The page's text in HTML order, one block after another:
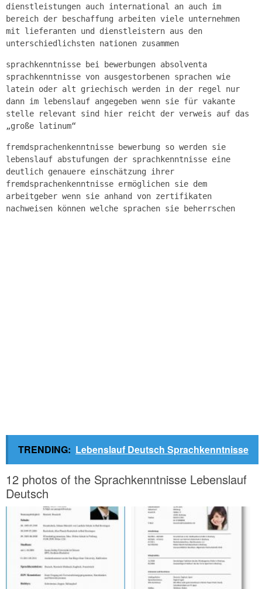
dienstleistungen auch international an auch im
bereich der beschaffung arbeiten viele unternehmen
mit lieferanten und dienstleistern aus den
unterschiedlichsten nationen zusammen
sprachkenntnisse bei bewerbungen absolventa
sprachkenntnisse von ausgestorbenen sprachen wie
latein oder alt griechisch werden in der regel nur
dann im lebenslauf angegeben wenn sie für vakante
stelle relevant sind hier reicht der verweis auf das
„große latinum“
fremdsprachenkenntnisse bewerbung so werden sie
lebenslauf abstufungen der sprachkenntnisse eine
deutlich genauere einschätzung ihrer
fremdsprachenkenntnisse ermöglichen sie dem
arbeitgeber wenn sie anhand von zertifikaten
nachweisen können welche sprachen sie beherrschen
TRENDING: Lebenslauf Deutsch Sprachkenntnisse
12 photos of the Sprachkenntnisse Lebenslauf
Deutsch